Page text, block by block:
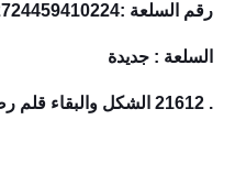
رقم السلعة :2724459410224
السلعة : جديدة
. 21612 الشكل والبقاء قلم رصاص اللون واضح